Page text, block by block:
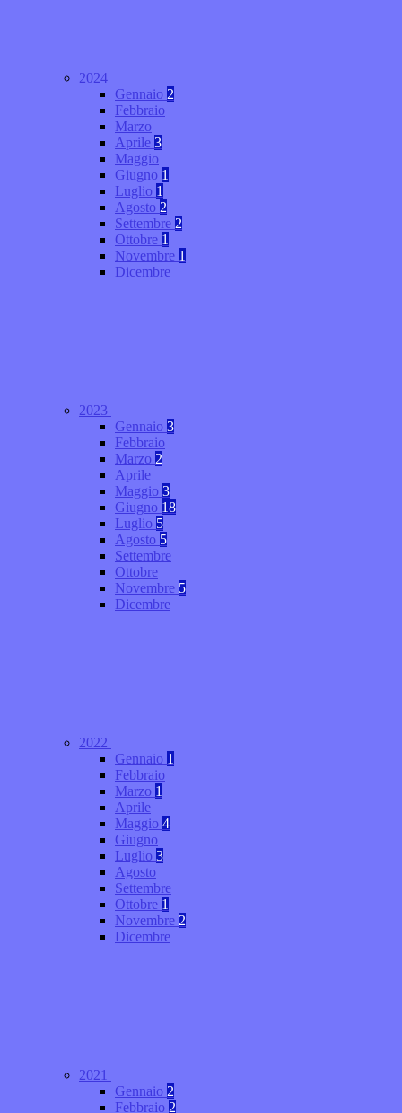
2024
Gennaio 2
Febbraio
Marzo
Aprile 3
Maggio
Giugno 1
Luglio 1
Agosto 2
Settembre 2
Ottobre 1
Novembre 1
Dicembre
2023
Gennaio 3
Febbraio
Marzo 2
Aprile
Maggio 3
Giugno 18
Luglio 5
Agosto 5
Settembre
Ottobre
Novembre 5
Dicembre
2022
Gennaio 1
Febbraio
Marzo 1
Aprile
Maggio 4
Giugno
Luglio 3
Agosto
Settembre
Ottobre 1
Novembre 2
Dicembre
2021
Gennaio 2
Febbraio 2